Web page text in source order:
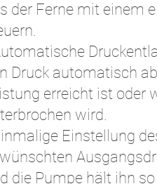
der Ferne mit einem
Druck automatisch
erreicht ist oder
wird.
Einstellung
die Pumpe hält ihn